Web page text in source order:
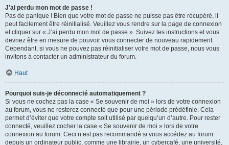
J’ai perdu mon mot de passe !
Pas de panique ! Bien que votre mot de passe ne puisse pas être récupéré, il
peut facilement être réinitialisé. Veuillez vous rendre sur la page de connexion
et cliquer sur « J’ai perdu mon mot de passe ». Suivez les instructions et vous
devriez être en mesure de pouvoir vous connecter de nouveau rapidement.
Cependant, si vous ne pouvez pas réinitialiser votre mot de passe, nous vous
invitons à contacter un administrateur du forum.
Haut
Pourquoi suis-je déconnecté automatiquement ?
Si vous ne cochez pas la case « Se souvenir de moi » lors de votre connexion
au forum, vous ne resterez connecté que pour une période prédéfinie. Cela
permet d’éviter que votre compte soit utilisé par quelqu’un d’autre. Pour rester
connecté, veuillez cocher la case « Se souvenir de moi » lors de votre
connexion au forum. Ceci n’est pas recommandé si vous accédez au forum
depuis un ordinateur public, comme une librairie, un cybercafé, une université,